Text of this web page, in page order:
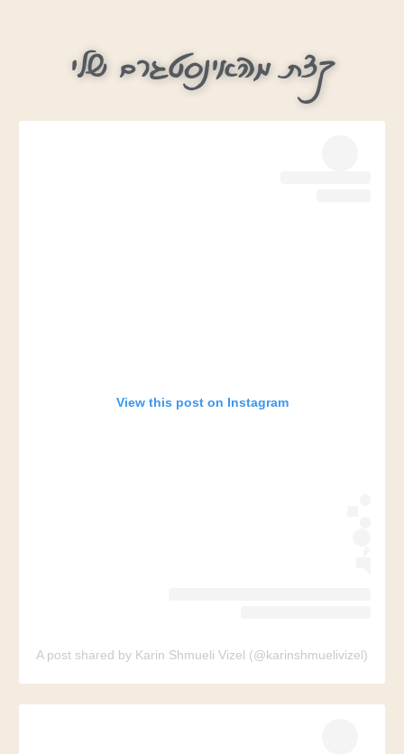
קצת מהאינסטגרם שלי
View this post on Instagram
A post shared by Karin Shmueli Vizel (@karinshmuelivizel)